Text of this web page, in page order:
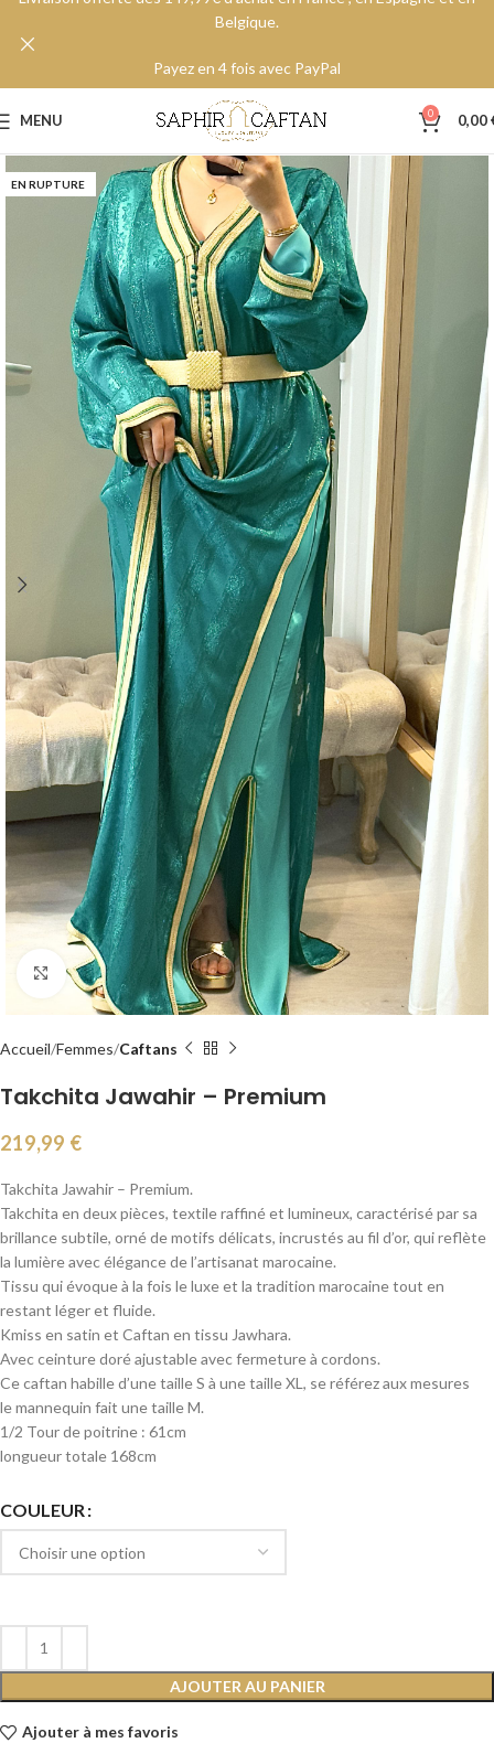
MENU 0 0,00
EN RUPTURE
Agrandir
Accueil Femmes Caftans
Takchita Jawahir – Premium
219,99 €
Takchita Jawahir – Premium.
Takchita en deux pièces, textile raffiné et lumineux, caractérisé par sa
brillance subtile, orné de motifs délicats, incrustés au fil d’or, qui reflète
la lumière avec élégance de l’artisanat marocaine.
Tissu qui évoque à la fois le luxe et la tradition marocaine tout en
restant léger et fluide.
Kmiss en satin et Caftan en tissu Jawhara.
Avec ceinture doré ajustable avec fermeture à cordons.
Ce caftan habille d’une taille S à une taille XL, se référez aux mesures
le mannequin fait une taille M.
1/2 Tour de poitrine : 61cm
longueur totale 168cm
COULEUR
AJOUTER AU PANIER
Ajouter à mes favoris
Belgique.
Payez en 4 fois avec PayPal